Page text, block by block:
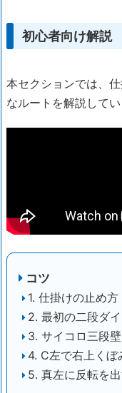
初心者向け解説
本セクションでは、
なルートを解説してい
コツ
1. 仕掛けの止め方
2. 最初の二段ダ
3. サイコロ三段
4. C左で右上くぼ
5. 真左に反転を